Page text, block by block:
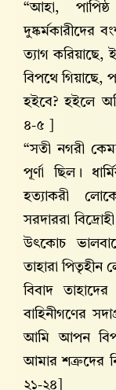
“আহা,
দুষ্কর্মকারীদের
ত্যাগ করিয়াছে,
বিপথে গিয়াছে,
হইবে? হইলে
৪-৫ ]
“সতী নগরী
পূর্ণা ছিল।
হত্যাকরী
সরদাররা
উৎকোচ
তাহারা পিতৃহীন
বিবাদ
বাহিনীগণের
আমি আপন
আমার শত্রুদের
২১-২৪]